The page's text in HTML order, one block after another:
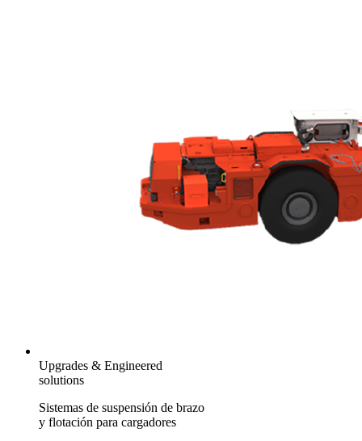
Upgrades & Engineered
solutions
Sistemas de suspensión de brazo
y flotación para cargadores